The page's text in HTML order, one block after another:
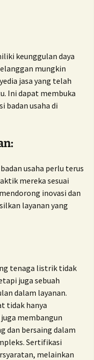
keunggulan daya
mungkin
jasa yang telah
Ini dapat membuka
badan usaha di
usaha perlu terus
mereka sesuai
inovasi dan
layanan yang
tenaga listrik tidak
juga sebuah
dalam layanan.
tidak hanya
membangun
dan bersaing dalam
Sertifikasi
melainkan